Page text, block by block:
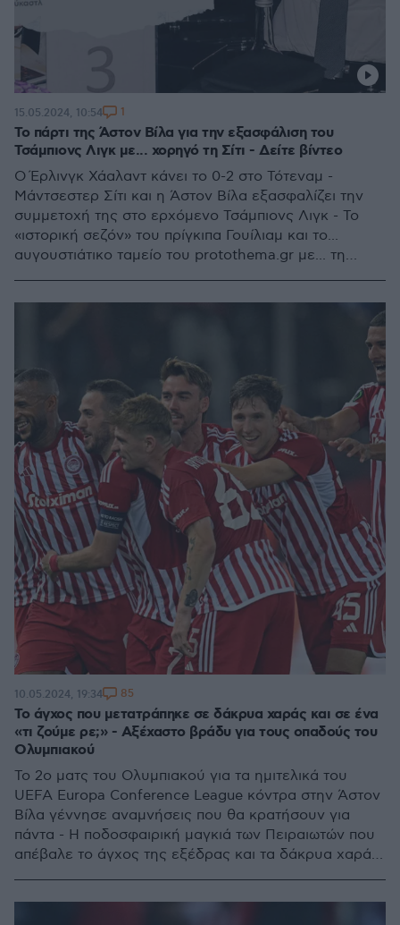
Το πάρτι της Άστον Βίλα για την εξασφάλιση του
Τσάμπιονς Λιγκ με... χορηγό τη Σίτι - Δείτε βίντεο
Ο Έρλινγκ Χάαλαντ κάνει το 0-2 στο Τότεναμ -
Μάντσεστερ Σίτι και η Άστον Βίλα εξασφαλίζει την
συμμετοχή της στο ερχόμενο Τσάμπιονς Λιγκ - Το
«ιστορική σεζόν» του πρίγκιπα Γουίλιαμ και το...
αυγουστιάτικο ταμείο του protothema.gr με... τη
15.05.2024, 10:54 1
Το άγχος που μετατράπηκε σε δάκρυα χαράς και σε ένα
«τι ζούμε ρε;» - Αξέχαστο βράδυ για τους οπαδούς του
Ολυμπιακού
Το 2ο ματς του Ολυμπιακού για τα ημιτελικά του
UEFA Europa Conference League κόντρα στην Άστον
Βίλα γέννησε αναμνήσεις που θα κρατήσουν για
πάντα - Η ποδοσφαιρική μαγκιά των Πειραιωτών που
απέβαλε το άγχος της εξέδρας και τα δάκρυα χαράς
10.05.2024, 19:34 85